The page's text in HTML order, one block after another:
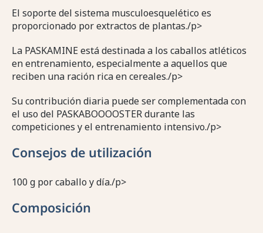
El soporte del sistema musculoesquelético es
proporcionado por extractos de plantas./p>
La PASKAMINE está destinada a los caballos atléticos
en entrenamiento, especialmente a aquellos que
reciben una ración rica en cereales./p>
Su contribución diaria puede ser complementada con
el uso del PASKABOOOOSTER durante las
competiciones y el entrenamiento intensivo./p>
Consejos de utilización
100 g por caballo y día./p>
Composición